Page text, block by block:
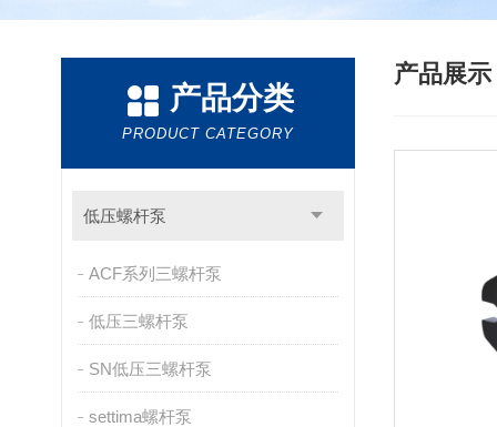
产品分类
PRODUCT CATEGORY
低压螺杆泵
ACF系列三螺杆泵
低压三螺杆泵
SN低压三螺杆泵
settima螺杆泵
产品展示